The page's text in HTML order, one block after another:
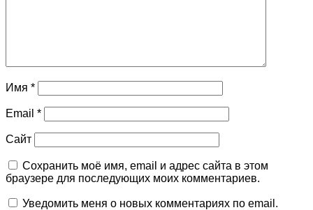
Имя *
Email *
Сайт
Сохранить моё имя, email и адрес сайта в этом
браузере для последующих моих комментариев.
Уведомить меня о новых комментариях по email.